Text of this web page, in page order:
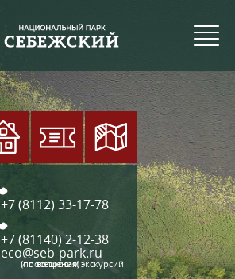
+7 (8112) 33-17-78
+7 (81140) 2-12-38
eco@seb-park.ru
(по вопросам экскурсий и посещения)